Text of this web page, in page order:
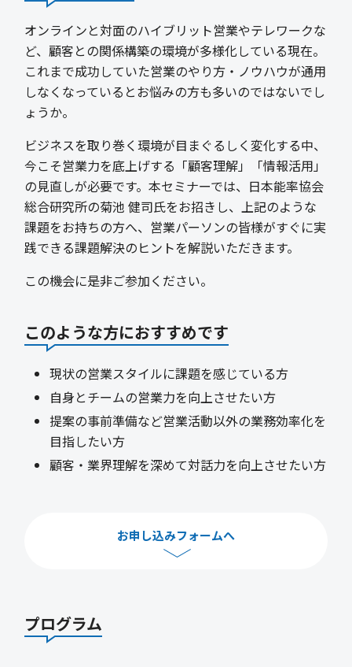
オンラインと対面のハイブリット営業やテレワークな
ど、顧客との関係構築の環境が多様化している現在。
これまで成功していた営業のやり方・ノウハウが通用
しなくなっているとお悩みの方も多いのではないでし
ょうか。
ビジネスを取り巻く環境が目まぐるしく変化する中、
今こそ営業力を底上げする「顧客理解」「情報活用」
の見直しが必要です。本セミナーでは、日本能率協会
総合研究所の菊池 健司氏をお招きし、上記のような
課題をお持ちの方へ、営業パーソンの皆様がすぐに実
践できる課題解決のヒントを解説いただきます。
この機会に是非ご参加ください。
このような方におすすめです
現状の営業スタイルに課題を感じている方
自身とチームの営業力を向上させたい方
提案の事前準備など営業活動以外の業務効率化を
目指したい方
顧客・業界理解を深めて対話力を向上させたい方
お申し込みフォームへ
プログラム